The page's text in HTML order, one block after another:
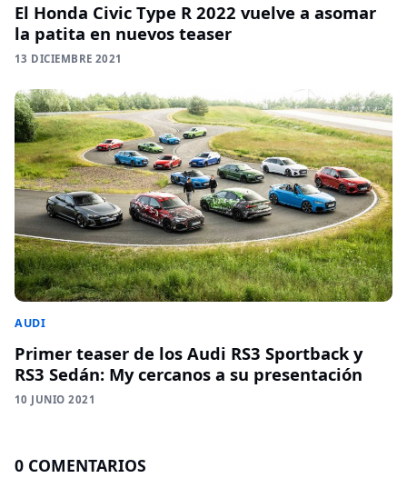
El Honda Civic Type R 2022 vuelve a asomar
la patita en nuevos teaser
13 DICIEMBRE 2021
AUDI
Primer teaser de los Audi RS3 Sportback y
RS3 Sedán: My cercanos a su presentación
10 JUNIO 2021
0 COMENTARIOS